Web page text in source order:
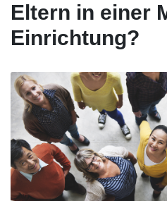
Eltern in einer
Einrichtung?